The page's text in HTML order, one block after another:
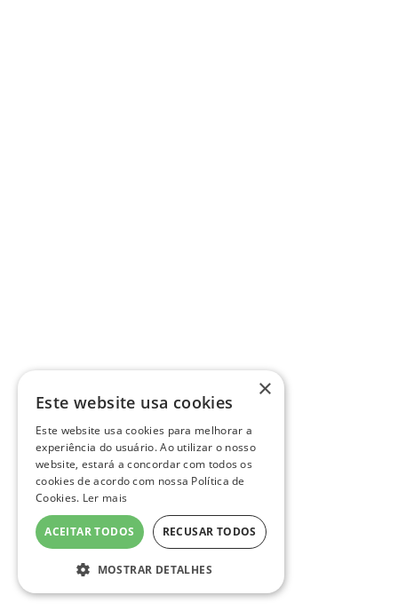
×
Este website usa cookies
Este website usa cookies para melhorar a
experiência do usuário. Ao utilizar o nosso
website, estará a concordar com todos os
cookies de acordo com nossa Política de
Cookies. Ler mais
ACEITAR TODOS RECUSAR TODOS
MOSTRAR DETALHES